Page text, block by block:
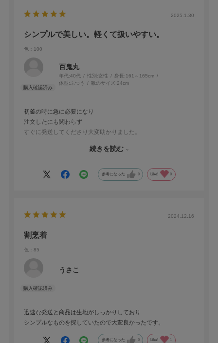
2025.1.30
シンプルで美しい。軽くて扱いやすい。
色：100
百鬼丸
年代:40代 性別:女性 身長:161～165cm
体型: ふつう 靴のサイズ:24cm
初釜の時に急に必要になり
注文したにも関わらず
すぐに発送してくださり大変助かりました。
続きを読む
参考になった 0 Like! 0
2024.12.16
割烹着
色：85
うさこ
迅速な発送と商品は生地がしっかりしており
シンプルなものを探していたので大変良かったです。
参考になった 0 Like! 1